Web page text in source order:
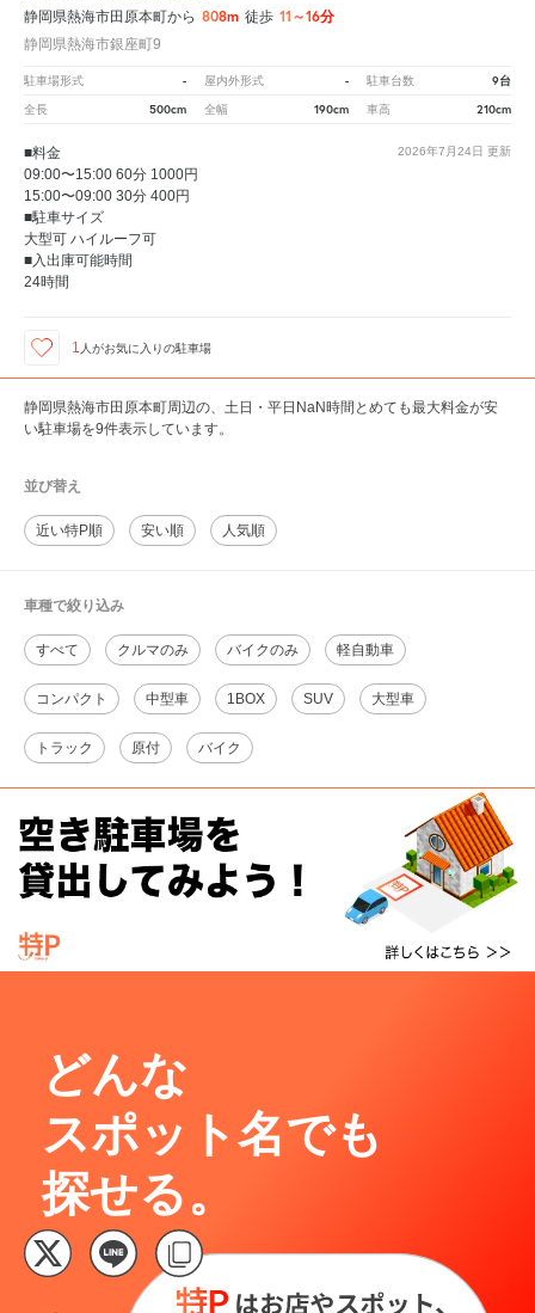
静岡県熱海市田原本町から 808m 徒歩 11～16分
静岡県熱海市銀座町9
駐車場形式 - 屋内外形式 - 駐車台数 9台
全長 500cm 全幅 190cm 車高 210cm
2026年7月24日 更新
■料金
09:00〜15:00 60分 1000円
15:00〜09:00 30分 400円
■駐車サイズ
大型可 ハイルーフ可
■入出庫可能時間
24時間
1 人がお気に入りの駐車場
静岡県熱海市田原本町周辺の、土日・平日NaN時間とめても最大料金が安
い駐車場を9件表示しています。
並び替え
近い特P順 安い順 人気順
車種で絞り込み
すべて クルマのみ バイクのみ 軽自動車
コンパクト 中型車 1BOX SUV 大型車
トラック 原付 バイク
どんな
スポット名でも
探せる。